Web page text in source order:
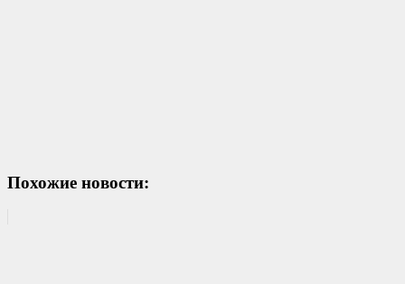
Похожие новости: